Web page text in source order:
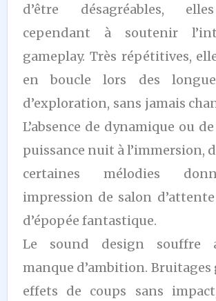
d’être désagréables,
cependant à soutenir
gameplay. Très répétitives,
en boucle lors des
d’exploration, sans jamais
L’absence de dynamique ou
puissance nuit à l’immersion,
certaines mélodies
impression de salon
d’épopée fantastique.
Le sound design souffre
manque d’ambition. Bruitages
effets de coups sans